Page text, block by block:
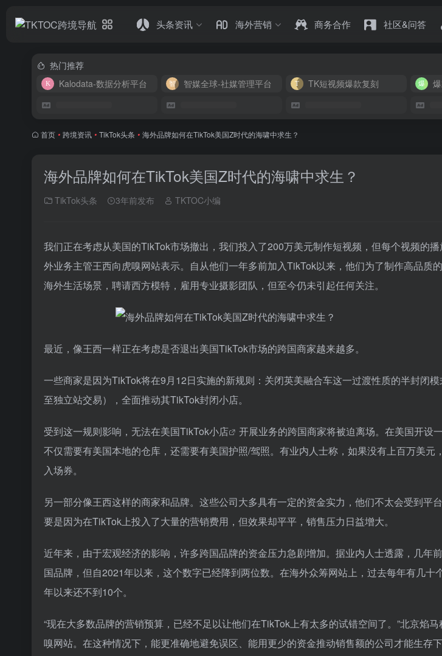
头条资讯 海外营销 商务合作 社区&问答
热门推荐
Kalodata-数据分析平台
智媒全球-社媒管理平台 TK短视频爆款复刻
首页 • 跨境资讯 • TikTok头条 • 海外品牌如何在TikTok美国Z时代的海啸中求生？
海外品牌如何在TikTok美国Z时代的海啸中求生？
TikTok头条 3年前发布 TKTOC小编
我们正在考虑从美国的TikTok市场撤出，我们投入了200万美元制作短视频，但每个视频的
外业务主管王西向虎嗅网站表示。自从他们一年多前加入TikTok以来，他们为了制作高品质
海外生活场景，聘请西方模特，雇用专业摄影团队，但至今仍未引起任何关注。
最近，像王西一样正在考虑是否退出美国TikTok市场的跨国商家越来越多。
一些商家是因为TikTok将在9月12日实施的新规则：关闭英美融合车这一过渡性质的半封闭
至独立站交易），全面推动其TikTok封闭小店。
受到这一规则影响，无法在美国TikTok小店
开展业务的跨国商家将被迫离场。在美国开设
不仅需要有美国本地的仓库，还需要有美国护照/驾照。有业内人士称，如果没有上百万美元
入场券。
另一部分像王西这样的商家和品牌。这些公司大多具有一定的资金实力，他们不太会受到平
要是因为在TikTok上投入了大量的营销费用，但效果却平平，销售压力日益增大。
近年来，由于宏观经济的影响，许多跨国品牌的资金压力急剧增加。据业内人士透露，几年
国品牌，但自2021年以来，这个数字已经降到两位数。在海外众筹网站上，过去每年有几十
年以来还不到10个。
“现在大多数品牌的营销预算，已经不足以让他们在TikTok上有太多的试错空间了。”北京焰
嗅网站。在这种情况下，能更准确地避免误区、能用更少的资金推动销售额的公司才能生存下